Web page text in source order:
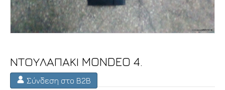
ΝΤΟΥΛΑΠΑΚΙ MONDEO 4.
Σύνδεση στο B2B